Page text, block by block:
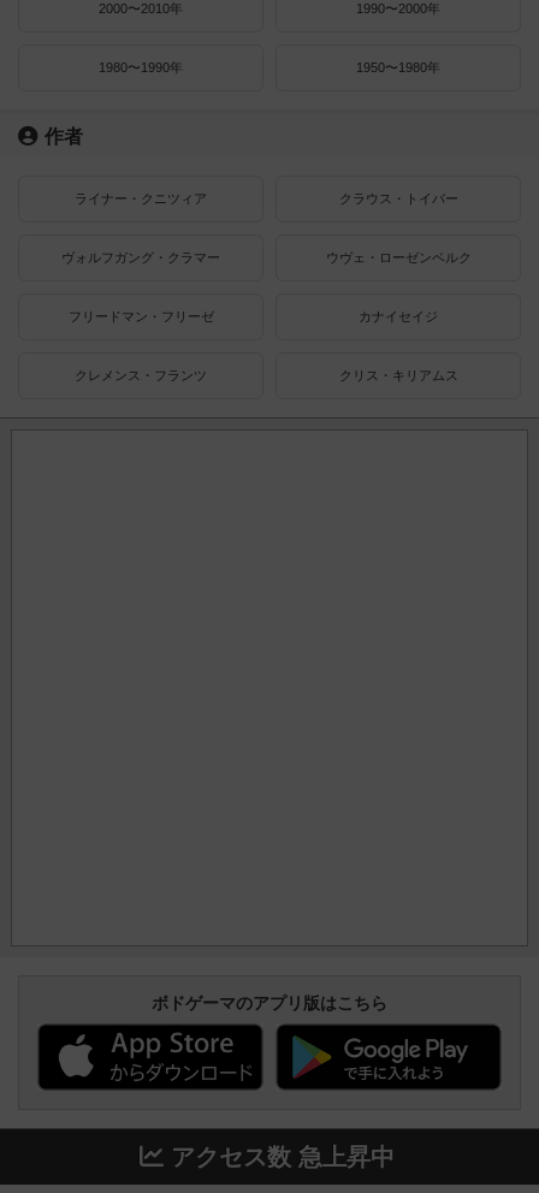
2000〜2010年 1990〜2000年
1980〜1990年 1950〜1980年
作者
ライナー・クニツィア クラウス・トイバー
ヴォルフガング・クラマー ウヴェ・ローゼンベルク
フリードマン・フリーゼ カナイセイジ
クレメンス・フランツ クリス・キリアムス
ボドゲーマのアプリ版はこちら
アクセス数 急上昇中